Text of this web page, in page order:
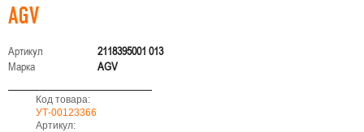
AGV
Артикул
2118395001 013
Марка
AGV
Код товара:
УТ-00123366
Артикул: